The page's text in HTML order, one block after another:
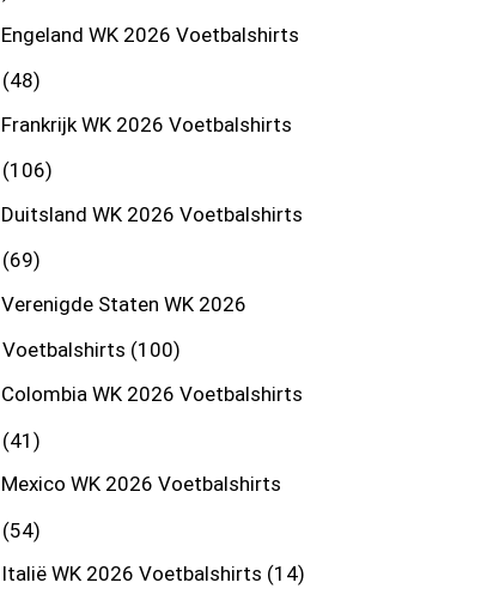
Engeland WK 2026 Voetbalshirts
48
Frankrijk WK 2026 Voetbalshirts
106
Duitsland WK 2026 Voetbalshirts
69
Verenigde Staten WK 2026
Voetbalshirts 100
Colombia WK 2026 Voetbalshirts
41
Mexico WK 2026 Voetbalshirts
54
Italië WK 2026 Voetbalshirts 14